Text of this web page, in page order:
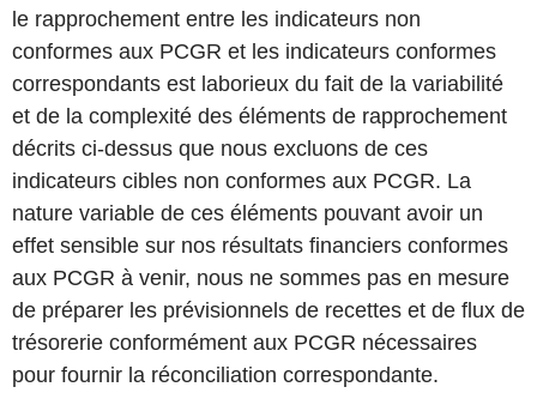
le rapprochement entre les indicateurs non
conformes aux PCGR et les indicateurs conformes
correspondants est laborieux du fait de la variabilité
et de la complexité des éléments de rapprochement
décrits ci-dessus que nous excluons de ces
indicateurs cibles non conformes aux PCGR. La
nature variable de ces éléments pouvant avoir un
effet sensible sur nos résultats financiers conformes
aux PCGR à venir, nous ne sommes pas en mesure
de préparer les prévisionnels de recettes et de flux de
trésorerie conformément aux PCGR nécessaires
pour fournir la réconciliation correspondante.